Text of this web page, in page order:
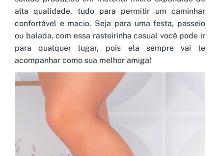
alta qualidade, tudo para permitir um caminhar
confortável e macio. Seja para uma festa, passeio
ou balada, com essa rasteirinha casual você pode ir
para qualquer lugar, pois ela sempre vai te
acompanhar como sua melhor amiga!